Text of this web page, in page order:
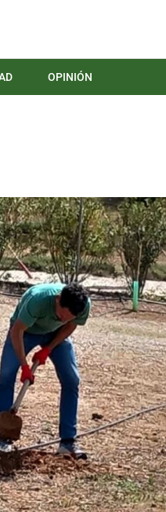
OPINIÓN